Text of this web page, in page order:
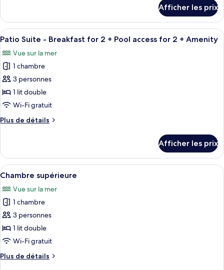
for
2
Pool
access
for
2
+
Amenity
Panorama
Suite
-
for
2
Pool
access
for
+
Afficher les prix
Afficher
toutes
les
photos
pour
ce
type
chambre :
Breakfast
2
+
Pool
access
for
2
+
Un salon moderne comprenant un
7
Patio Suite - Breakfast for 2 + Pool access for 2 + Amenity
Vue sur la mer
1 chambre
3 personnes
1 lit double
Wi-Fi gratuit
Plus de détails
Plus
Patio
Suite
-
for
2
Pool
access
for
+
Afficher les prix
Afficher
toutes
les
photos
pour
ce
type
chambre :
Une chambre d’hôtel moderne
6
Chambre supérieure
Vue sur la mer
1 chambre
3 personnes
1 lit double
Wi-Fi gratuit
Plus de détails
Plus